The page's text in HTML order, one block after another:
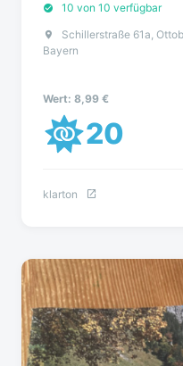
10 von 10 verfügbar
Schillerstraße 61a,
Bayern
Wert: 8,99 €
20
klarton